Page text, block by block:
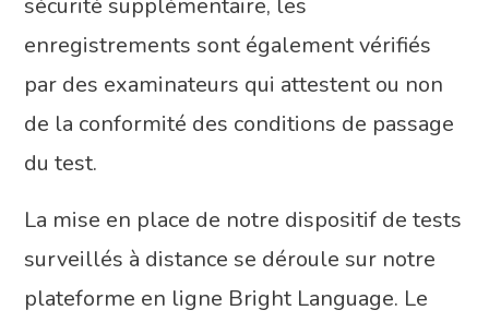
sécurité supplémentaire, les
enregistrements sont également vérifiés
par des examinateurs qui attestent ou non
de la conformité des conditions de passage
du test.
La mise en place de notre dispositif de tests
surveillés à distance se déroule sur notre
plateforme en ligne Bright Language. Le